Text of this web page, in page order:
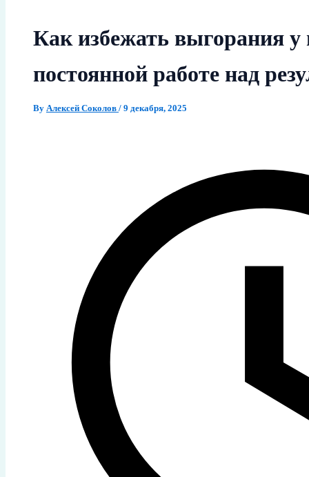
Как избежать выгорания у
постоянной работе над
By Алексей Соколов / 9 декабря, 2025